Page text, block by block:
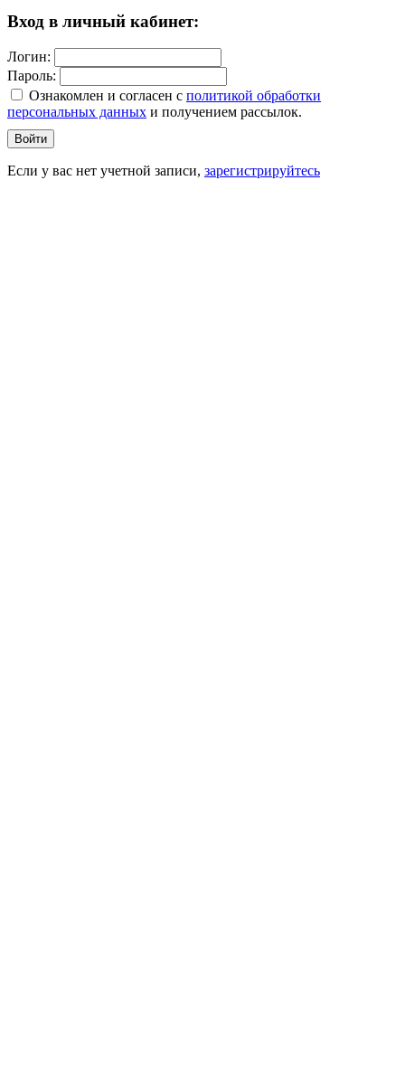
Вход в личный кабинет:
Логин:
Пароль:
Ознакомлен и согласен c политикой обработки
персональных данных и получением рассылок.
Войти
Если у вас нет учетной записи, зарегистрируйтесь